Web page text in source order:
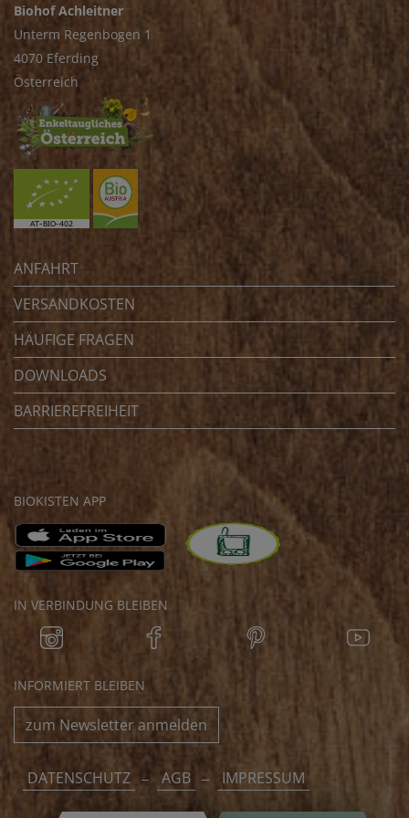
Biohof Achleitner
Unterm Regenbogen 1
4070 Eferding
Österreich
ANFAHRT
VERSANDKOSTEN
HÄUFIGE FRAGEN
DOWNLOADS
BARRIEREFREIHEIT
BIOKISTEN APP
IN VERBINDUNG BLEIBEN
INFORMIERT BLEIBEN
zum Newsletter anmelden
DATENSCHUTZ AGB IMPRESSUM